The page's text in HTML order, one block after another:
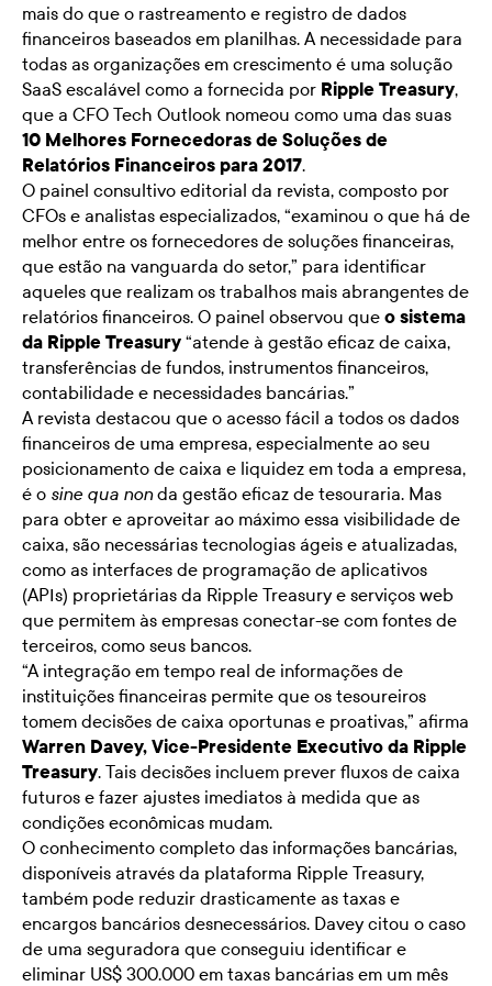
mais do que o rastreamento e registro de dados
financeiros baseados em planilhas. A necessidade para
todas as organizações em crescimento é uma solução
SaaS escalável como a fornecida por Ripple Treasury,
que a CFO Tech Outlook nomeou como uma das suas
10 Melhores Fornecedoras de Soluções de
Relatórios Financeiros para 2017.
O painel consultivo editorial da revista, composto por
CFOs e analistas especializados, “examinou o que há de
melhor entre os fornecedores de soluções financeiras,
que estão na vanguarda do setor,” para identificar
aqueles que realizam os trabalhos mais abrangentes de
relatórios financeiros. O painel observou que o sistema
da Ripple Treasury “atende à gestão eficaz de caixa,
transferências de fundos, instrumentos financeiros,
contabilidade e necessidades bancárias.”
A revista destacou que o acesso fácil a todos os dados
financeiros de uma empresa, especialmente ao seu
posicionamento de caixa e liquidez em toda a empresa,
é o sine qua nonda gestão eficaz de tesouraria. Mas
para obter e aproveitar ao máximo essa visibilidade de
caixa, são necessárias tecnologias ágeis e atualizadas,
como as interfaces de programação de aplicativos
(APIs) proprietárias da Ripple Treasury e serviços web
que permitem às empresas conectar-se com fontes de
terceiros, como seus bancos.
“A integração em tempo real de informações de
instituições financeiras permite que os tesoureiros
tomem decisões de caixa oportunas e proativas,” afirma
Warren Davey, Vice-Presidente Executivo da Ripple
Treasury. Tais decisões incluem prever fluxos de caixa
futuros e fazer ajustes imediatos à medida que as
condições econômicas mudam.
O conhecimento completo das informações bancárias,
disponíveis através da plataforma Ripple Treasury,
também pode reduzir drasticamente as taxas e
encargos bancários desnecessários. Davey citou o caso
de uma seguradora que conseguiu identificar e
eliminar US$ 300.000 em taxas bancárias em um mês